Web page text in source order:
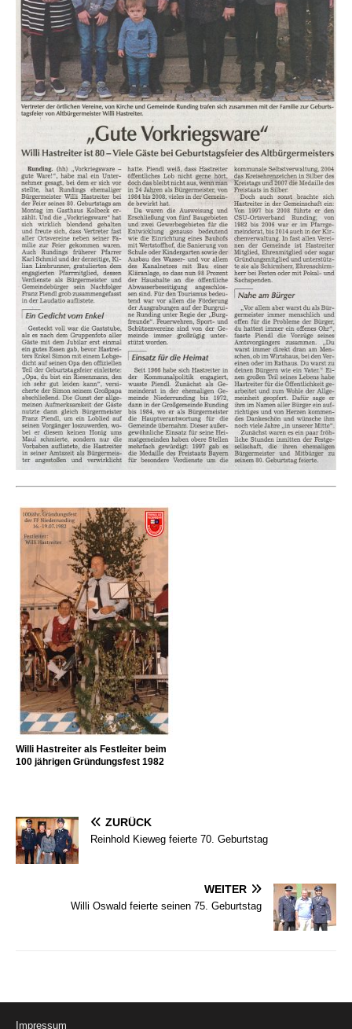
Willi Hastreiter als Festleiter beim
100 jährigen Gründungsfest 1982
ZURÜCK
Reinhold Kieweg feierte 70. Geburtstag
WEITER
Willi Oswald feierte seinen 75. Geburtstag
Impressum